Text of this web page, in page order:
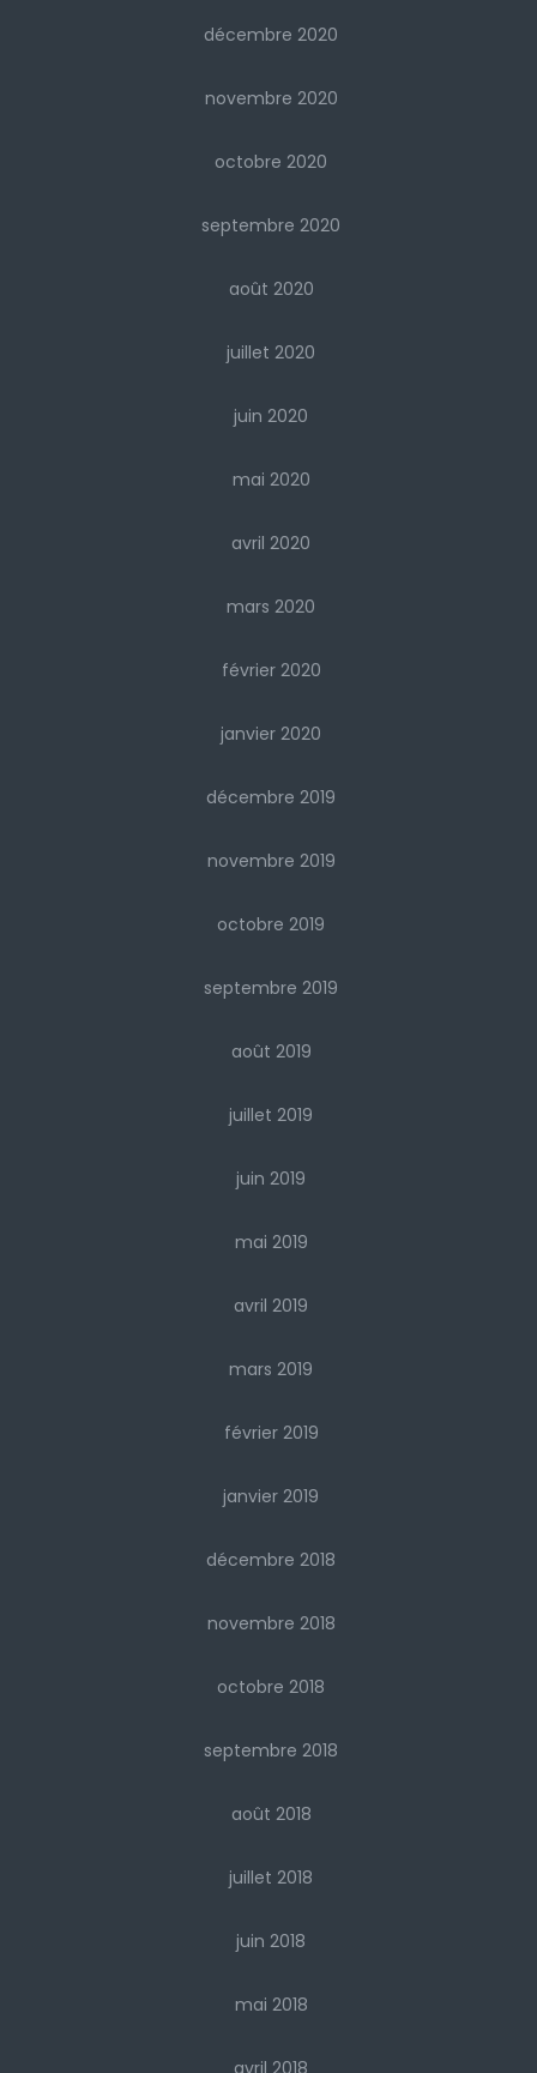
décembre 2020
novembre 2020
octobre 2020
septembre 2020
août 2020
juillet 2020
juin 2020
mai 2020
avril 2020
mars 2020
février 2020
janvier 2020
décembre 2019
novembre 2019
octobre 2019
septembre 2019
août 2019
juillet 2019
juin 2019
mai 2019
avril 2019
mars 2019
février 2019
janvier 2019
décembre 2018
novembre 2018
octobre 2018
septembre 2018
août 2018
juillet 2018
juin 2018
mai 2018